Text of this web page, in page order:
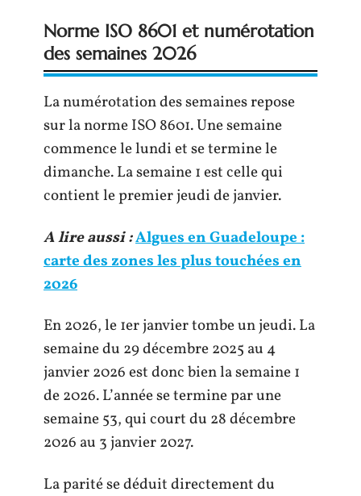
Norme ISO 8601 et numérotation
des semaines 2026
La numérotation des semaines repose
sur la norme ISO 8601. Une semaine
commence le lundi et se termine le
dimanche. La semaine 1 est celle qui
contient le premier jeudi de janvier.
A lire aussi :Algues en Guadeloupe :
carte des zones les plus touchées en
2026
En 2026, le 1er janvier tombe un jeudi. La
semaine du 29 décembre 2025 au 4
janvier 2026 est donc bien la semaine 1
de 2026. L’année se termine par une
semaine 53, qui court du 28 décembre
2026 au 3 janvier 2027.
La parité se déduit directement du